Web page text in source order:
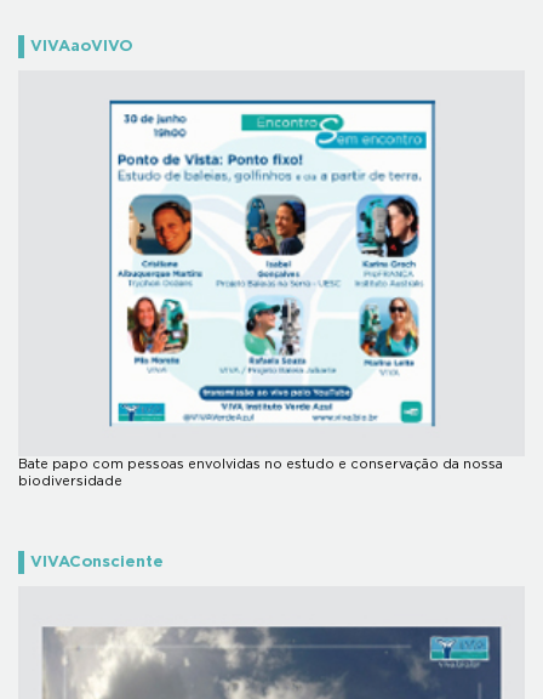
VIVAaoVIVO
Bate papo com pessoas envolvidas no estudo e conservação da nossa
biodiversidade
VIVAConsciente